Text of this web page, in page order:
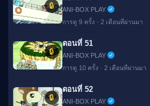
🔒
ANI-BOX PLAY
การดู 9 ครั้ง · 2 เดือนที่ผ่านมา
🔒
ตอนที่ 51
ANI-BOX PLAY
การดู 10 ครั้ง · 2 เดือนที่ผ่านมา
🔒
ตอนที่ 52
ANI-BOX PLAY